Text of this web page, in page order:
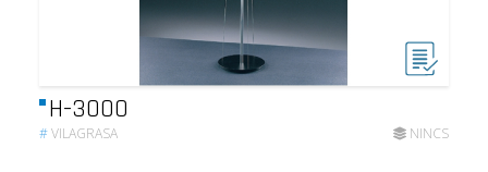
H-3000
#VILAGRASA NINCS